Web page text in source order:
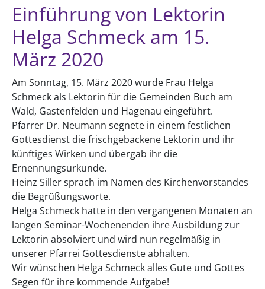
Einführung von Lektorin
Helga Schmeck am 15.
März 2020
Am Sonntag, 15. März 2020 wurde Frau Helga
Schmeck als Lektorin für die Gemeinden Buch am
Wald, Gastenfelden und Hagenau eingeführt.
Pfarrer Dr. Neumann segnete in einem festlichen
Gottesdienst die frischgebackene Lektorin und ihr
künftiges Wirken und übergab ihr die
Ernennungsurkunde.
Heinz Siller sprach im Namen des Kirchenvorstandes
die Begrüßungsworte.
Helga Schmeck hatte in den vergangenen Monaten an
langen Seminar-Wochenenden ihre Ausbildung zur
Lektorin absolviert und wird nun regelmäßig in
unserer Pfarrei Gottesdienste abhalten.
Wir wünschen Helga Schmeck alles Gute und Gottes
Segen für ihre kommende Aufgabe!